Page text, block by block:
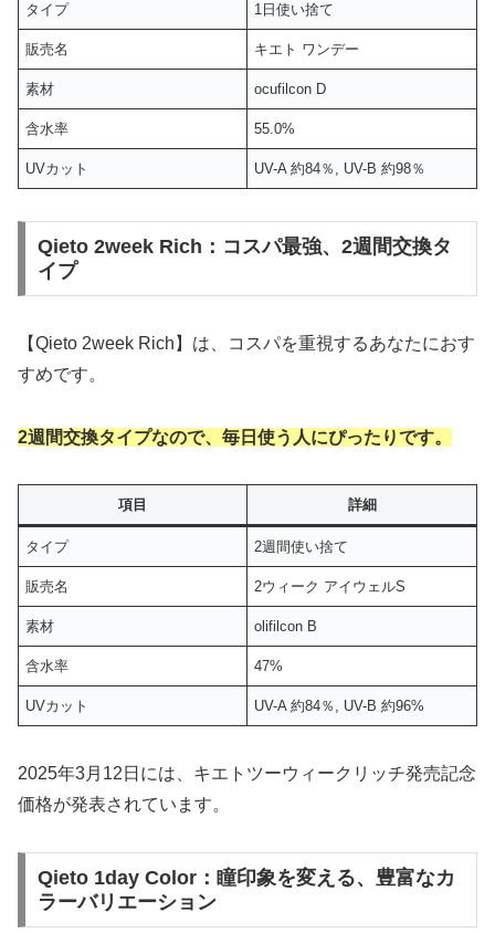
タイプ 1日使い捨て
販売名 キエト ワンデー
素材 ocufilcon D
含水率 55.0%
UVカット UV-A 約84％, UV-B 約98％
Qieto 2week Rich：コスパ最強、2週間交換タ
イプ
【Qieto 2week Rich】は、コスパを重視するあなたにおす
すめです。
2週間交換タイプなので、毎日使う人にぴったりです。
項目 詳細
タイプ 2週間使い捨て
販売名 2ウィーク アイウェルS
素材 olifilcon B
含水率 47%
UVカット UV-A 約84％, UV-B 約96%
2025年3月12日には、キエトツーウィークリッチ発売記念
価格が発表されています。
Qieto 1day Color：瞳印象を変える、豊富なカ
ラーバリエーション